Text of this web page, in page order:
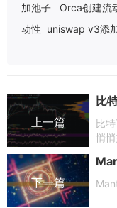
加池子
Orca创建流
动性 uniswap v3添
上一篇
比
悄
下一篇